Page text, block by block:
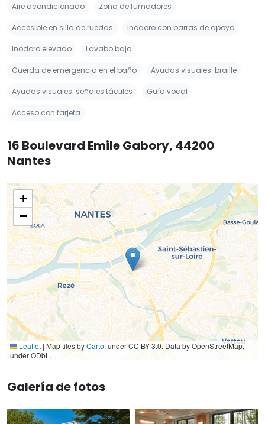
Aire acondicionado Zona de fumadores
Accesible en silla de ruedas Inodoro con barras de apoyo
Inodoro elevado Lavabo bajo
Cuerda de emergencia en el baño Ayudas visuales: braille
Ayudas visuales: señales táctiles Guía vocal
Acceso con tarjeta
16 Boulevard Emile Gabory, 44200
Nantes
+
−
Leaflet | Map tiles byCarto, under CC BY 3.0. Data by OpenStreetMap,
under ODbL.
Galería de fotos